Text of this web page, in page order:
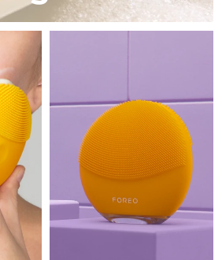
Erwartete Lieferung
Erwartete Lieferung8/11/26
Erwartete Lieferung 8/8/26
Erwartete Lieferung8/12/26